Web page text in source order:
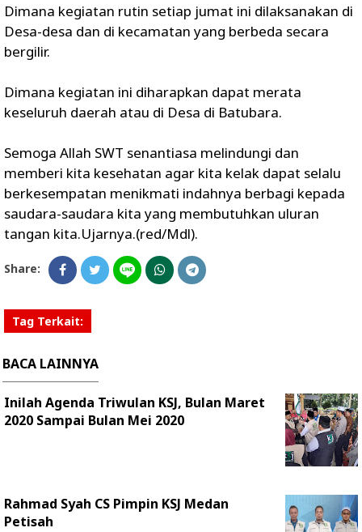
Dimana kegiatan rutin setiap jumat ini dilaksanakan di
Desa-desa dan di kecamatan yang berbeda secara
bergilir.
Dimana kegiatan ini diharapkan dapat merata
keseluruh daerah atau di Desa di Batubara.
Semoga Allah SWT senantiasa melindungi dan
memberi kita kesehatan agar kita kelak dapat selalu
berkesempatan menikmati indahnya berbagi kepada
saudara-saudara kita yang membutuhkan uluran
tangan kita.Ujarnya.(red/Mdl).
Share:
Tag Terkait:
BACA LAINNYA
Inilah Agenda Triwulan KSJ, Bulan Maret
2020 Sampai Bulan Mei 2020
Rahmad Syah CS Pimpin KSJ Medan
Petisah